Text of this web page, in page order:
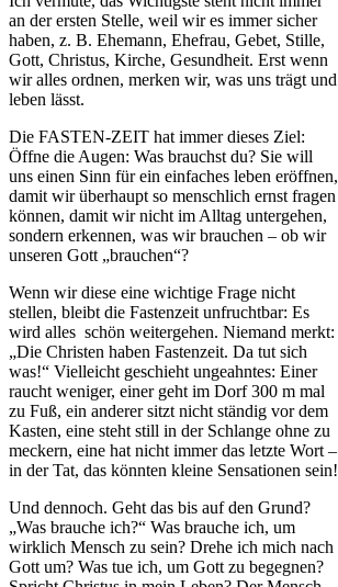
an der ersten Stelle, weil wir es immer sicher
haben, z. B. Ehemann, Ehefrau, Gebet, Stille,
Gott, Christus, Kirche, Gesundheit. Erst wenn
wir alles ordnen, merken wir, was uns trägt und
leben lässt.
Die FASTEN-ZEIT hat immer dieses Ziel:
Öffne die Augen: Was brauchst du? Sie will
uns einen Sinn für ein einfaches leben eröffnen,
damit wir überhaupt so menschlich ernst fragen
können, damit wir nicht im Alltag untergehen,
sondern erkennen, was wir brauchen – ob wir
unseren Gott „brauchen“?
Wenn wir diese eine wichtige Frage nicht
stellen, bleibt die Fastenzeit unfruchtbar: Es
wird alles schön weitergehen. Niemand merkt:
„Die Christen haben Fastenzeit. Da tut sich
was!“ Vielleicht geschieht ungeahntes: Einer
raucht weniger, einer geht im Dorf 300 m mal
zu Fuß, ein anderer sitzt nicht ständig vor dem
Kasten, eine steht still in der Schlange ohne zu
meckern, eine hat nicht immer das letzte Wort –
in der Tat, das könnten kleine Sensationen sein!
Und dennoch. Geht das bis auf den Grund?
„Was brauche ich?“ Was brauche ich, um
wirklich Mensch zu sein? Drehe ich mich nach
Gott um? Was tue ich, um Gott zu begegnen?